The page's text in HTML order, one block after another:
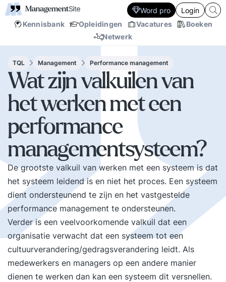
Kennisbank Opleidingen Vacatures
Boeken
Netwerk
Word pro Login
TQL Management Performance management
Wat zijn valkuilen van
het werken met een
performance
managementsysteem?
De grootste valkuil van werken met een systeem is dat
het systeem leidend is en niet het proces. Een systeem
dient ondersteunend te zijn en het vastgestelde
performance management te ondersteunen.
Verder is een veelvoorkomende valkuil dat een
organisatie verwacht dat een systeem tot een
cultuurverandering/gedragsverandering leidt. Als
medewerkers en managers op een andere manier
dienen te werken dan kan een systeem dit versnellen.